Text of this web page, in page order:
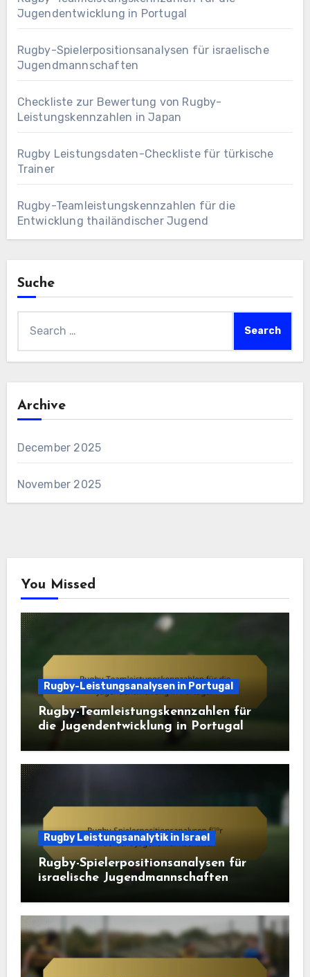
Jugendentwicklung in Portugal
Rugby-Spielerpositionsanalysen für israelische
Jugendmannschaften
Checkliste zur Bewertung von Rugby-
Leistungskennzahlen in Japan
Rugby Leistungsdaten-Checkliste für türkische
Trainer
Rugby-Teamleistungskennzahlen für die
Entwicklung thailändischer Jugend
Suche
for:
Archive
December 2025
November 2025
You Missed
Rugby-Leistungsanalysen in Portugal
Rugby-Teamleistungskennzahlen für
die Jugendentwicklung in Portugal
Rugby Leistungsanalytik in Israel
Rugby-Spielerpositionsanalysen für
israelische Jugendmannschaften